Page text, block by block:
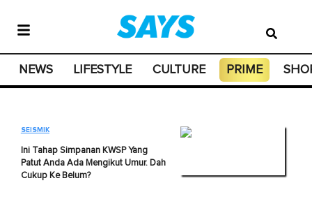
NEWS LIFESTYLE CULTURE PRIME
SEISMIK
Ini Tahap Simpanan KWSP Yang
Patut Anda Ada Mengikut Umur. Dah
Cukup Ke Belum?